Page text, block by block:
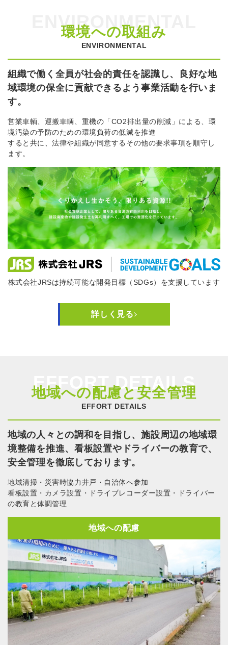
環境への取組み
ENVIRONMENTAL
ENVIRONMENTAL
組織で働く全員が社会的責任を認識し、
良好な地
域環境の保全に貢献できるよう事業活動を行いま
す。
営業車輌、運搬車輌、重機の「CO2排出量の削減」による、環
境汚染の予防のための環境負荷の低減を推進
すると共に、法律や組織が同意するその他の要求事項を順守し
ます。
株式会社JRSは持続可能な開発目標（SDGs）を支援しています
詳しく見る
地域への配慮と安全管理
EFFORT DETAILS
EFFORT DETAILS
地域の人々との調和を目指し、施設周辺の地域環
境整備を推進、看板設置やドライバーの教育で、
安全管理を徹底しております。
地域清掃・災害時協力井戸・自治体へ参加
看板設置・カメラ設置・ドライブレコーダー設置・ドライバー
の教育と体調管理
地域への配慮